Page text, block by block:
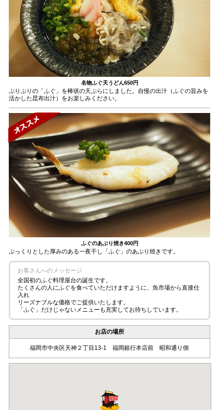
名物ふぐ天うどん650円
ぷりぷりの「ふぐ」を棒状の天ぷらにしました。自慢の出汁（ふぐの旨みを
活かした昆布出汁）をお楽しみください。
ふぐのあぶり焼き400円
ぷっくりとした厚みのある一夜干し「ふぐ」のあぶり焼きです。
お客さんへのメッセージ
全国初のふぐ料理屋台の誕生です。
たくさんの人にふぐを食べていただけますように、魚市場から直接仕
入れ
リーズナブルな価格でご提供いたします。
「ふぐ」だけじゃないメニューも充実してお待ちしています。
お店の場所
福岡市中央区天神２丁目13-1 福岡銀行本店前 昭和通り側